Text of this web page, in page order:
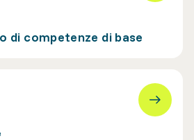
di competenze di base